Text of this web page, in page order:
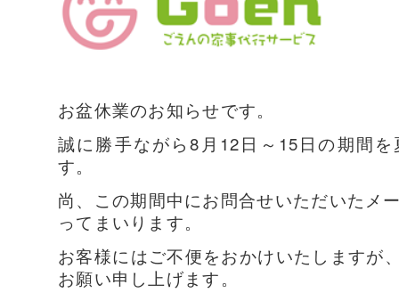
お盆休業のお知らせです。
誠に勝手ながら8月12日～15日の期間
す。
尚、この期間中にお問合せいただいたメ
ってまいります。
お客様にはご不便をおかけいたしますが
お願い申し上げます。